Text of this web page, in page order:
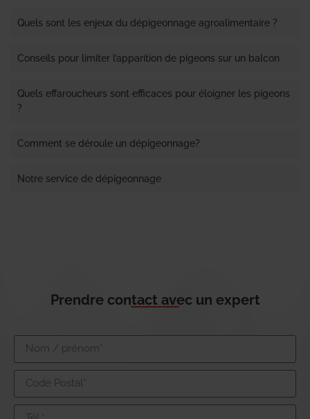
Quels sont les enjeux du dépigeonnage agroalimentaire ?
Conseils pour limiter l’apparition de pigeons sur un balcon
Quels effaroucheurs sont efficaces pour éloigner les pigeons
?
Comment se déroule un dépigeonnage?
Notre service de dépigeonnage
Prendre contact avec un expert